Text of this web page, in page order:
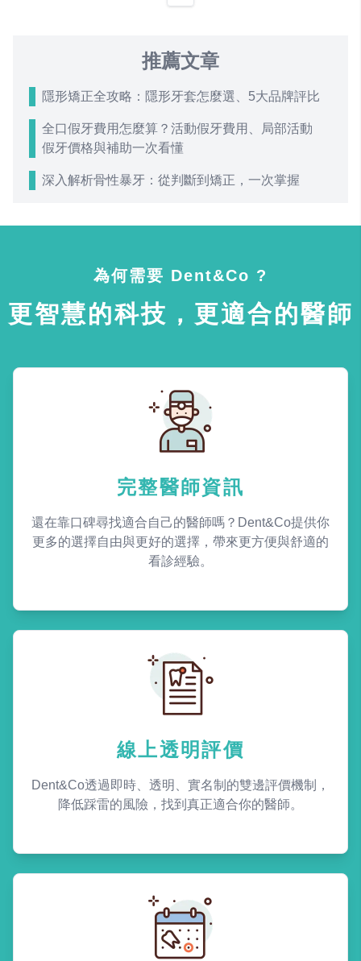
推薦文章
隱形矯正全攻略：隱形牙套怎麼選、5大品牌評比
全口假牙費用怎麼算？活動假牙費用、局部活動
假牙價格與補助一次看懂
深入解析骨性暴牙：從判斷到矯正，一次掌握
為何需要 Dent&Co ?
更智慧的科技，更適合的醫師
完整醫師資訊
還在靠口碑尋找適合自己的醫師嗎？Dent&Co提供你
更多的選擇自由與更好的選擇，帶來更方便與舒適的
看診經驗。
線上透明評價
Dent&Co透過即時、透明、實名制的雙邊評價機制，
降低踩雷的風險，找到真正適合你的醫師。